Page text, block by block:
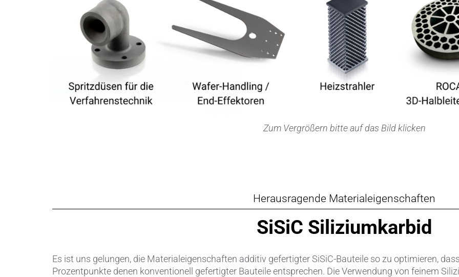
Zum Vergrößern bitte auf das Bild klicken
Herausragende Materialeigenschaften
SiSiC Siliziumkarbid
Es ist uns gelungen, die Materialeigenschaften additiv gefertigter SiSiC-Bauteile so zu optimieren,
Prozentpunkte denen konventionell gefertigter Bauteile entsprechen. Die Verwendung von feinem